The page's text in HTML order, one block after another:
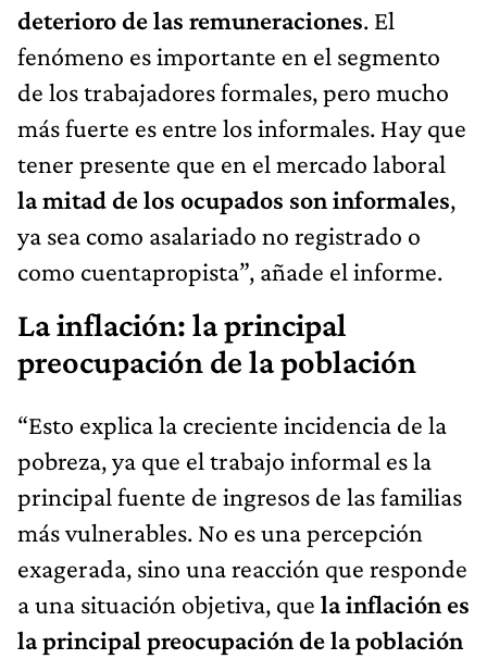
deterioro de las remuneraciones. El
fenómeno es importante en el segmento
de los trabajadores formales, pero mucho
más fuerte es entre los informales. Hay que
tener presente que en el mercado laboral
la mitad de los ocupados son informales,
ya sea como asalariado no registrado o
como cuentapropista”, añade el informe.
La inflación: la principal
preocupación de la población
“Esto explica la creciente incidencia de la
pobreza, ya que el trabajo informal es la
principal fuente de ingresos de las familias
más vulnerables. No es una percepción
exagerada, sino una reacción que responde
a una situación objetiva, que la inflación es
la principal preocupación de la población